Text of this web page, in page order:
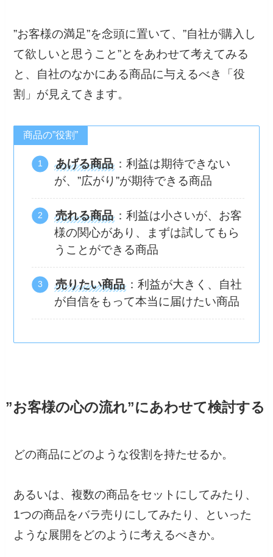
”お客様の満足”を念頭に置いて、”自社が購入し
て欲しいと思うこと”とをあわせて考えてみる
と、自社のなかにある商品に与えるべき「役
割」が見えてきます。
商品の”役割”
あげる商品 ：利益は期待できない
が、”広がり”が期待できる商品
売れる商品 ：利益は小さいが、お客
様の関心があり、まずは試してもら
うことができる商品
売りたい商品 ：利益が大きく、自社
が自信をもって本当に届けたい商品
”お客様の心の流れ”にあわせて検討する
どの商品にどのような役割を持たせるか。
あるいは、複数の商品をセットにしてみたり、
1つの商品をバラ売りにしてみたり、といった
ような展開をどのように考えるべきか。